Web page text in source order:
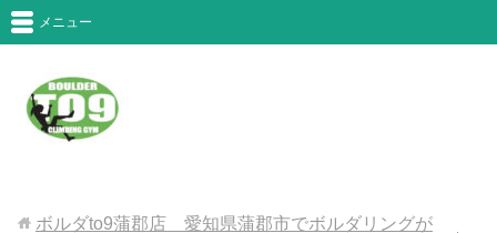
メニュー
ボルダto9蒲郡店 愛知県蒲郡市でボルダリングが